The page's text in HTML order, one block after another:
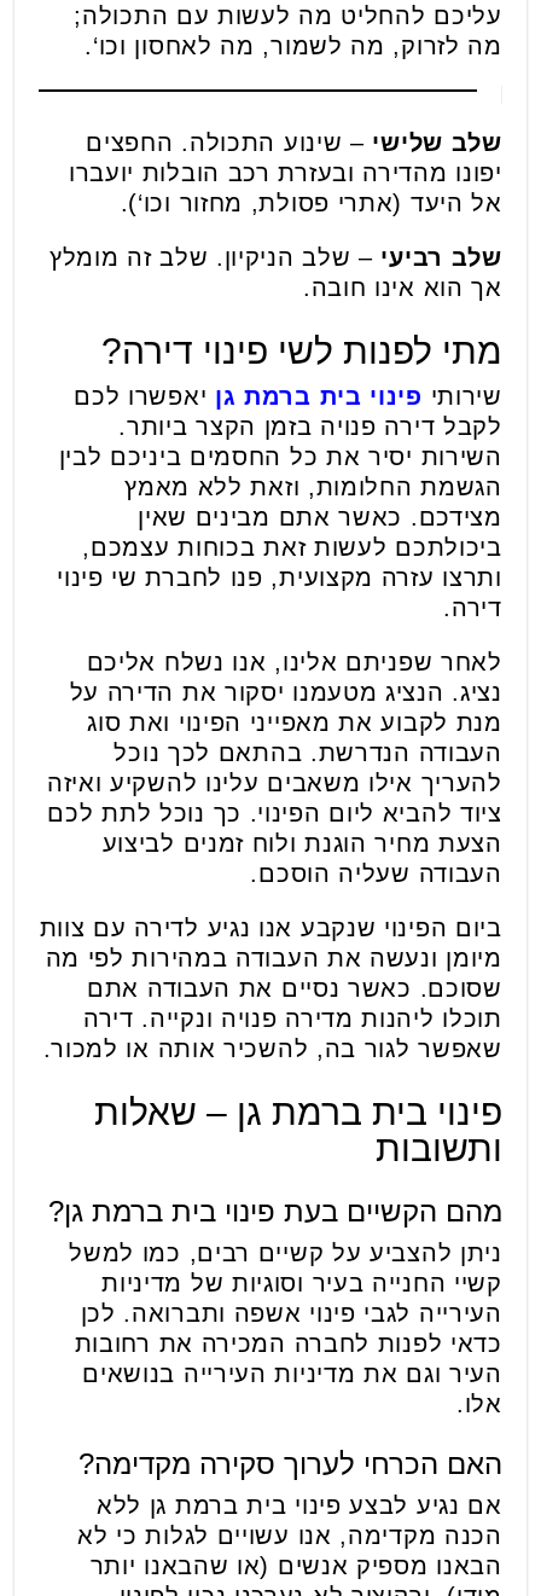
עליכם להחליט מה לעשות עם התכולה;
מה לזרוק, מה לשמור, מה לאחסון וכו‘.
שלב שלישי– שינוע התכולה. החפצים
יפונו מהדירה ובעזרת רכב הובלות יועברו
אל היעד (אתרי פסולת, מחזור וכו‘).
שלב רביעי– שלב הניקיון. שלב זה מומלץ
אך הוא אינו חובה.
מתי לפנות לשי פינוי דירה?
שירותי פינוי בית ברמת גן יאפשרו לכם
לקבל דירה פנויה בזמן הקצר ביותר.
השירות יסיר את כל החסמים ביניכם לבין
הגשמת החלומות, וזאת ללא מאמץ
מצידכם. כאשר אתם מבינים שאין
ביכולתכם לעשות זאת בכוחות עצמכם,
ותרצו עזרה מקצועית, פנו לחברת שי פינוי
דירה.
לאחר שפניתם אלינו, אנו נשלח אליכם
נציג. הנציג מטעמנו יסקור את הדירה על
מנת לקבוע את מאפייני הפינוי ואת סוג
העבודה הנדרשת. בהתאם לכך נוכל
להעריך אילו משאבים עלינו להשקיע ואיזה
ציוד להביא ליום הפינוי. כך נוכל לתת לכם
הצעת מחיר הוגנת ולוח זמנים לביצוע
העבודה שעליה הוסכם.
ביום הפינוי שנקבע אנו נגיע לדירה עם צוות
מיומן ונעשה את העבודה במהירות לפי מה
שסוכם. כאשר נסיים את העבודה אתם
תוכלו ליהנות מדירה פנויה ונקייה. דירה
שאפשר לגור בה, להשכיר אותה או למכור.
פינוי בית ברמת גן – שאלות
ותשובות
מהם הקשיים בעת פינוי בית ברמת גן?
ניתן להצביע על קשיים רבים, כמו למשל
קשיי החנייה בעיר וסוגיות של מדיניות
העירייה לגבי פינוי אשפה ותברואה. לכן
כדאי לפנות לחברה המכירה את רחובות
העיר וגם את מדיניות העירייה בנושאים
אלו.
האם הכרחי לערוך סקירה מקדימה?
אם נגיע לבצע פינוי בית ברמת גן ללא
הכנה מקדימה, אנו עשויים לגלות כי לא
הבאנו מספיק אנשים (או שהבאנו יותר